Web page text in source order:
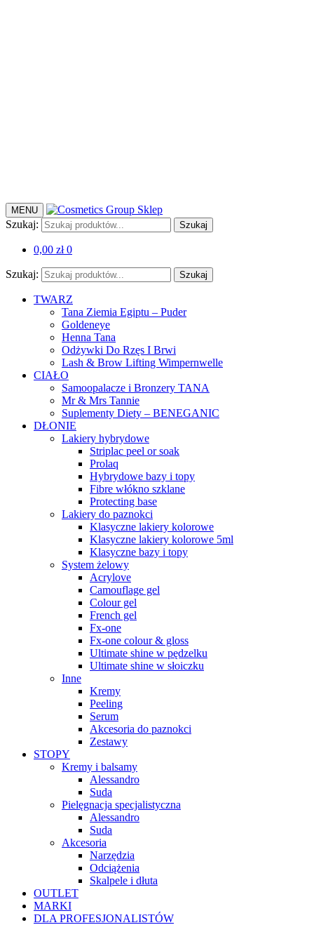
MENU
Szukaj: Szukaj
0,00 zł 0
Szukaj: Szukaj
TWARZ
Tana Ziemia Egiptu – Puder
Goldeneye
Henna Tana
Odżywki Do Rzęs I Brwi
Lash & Brow Lifting Wimpernwelle
CIAŁO
Samoopalacze i Bronzery TANA
Mr & Mrs Tannie
Suplementy Diety – BENEGANIC
DŁONIE
Lakiery hybrydowe
Striplac peel or soak
Prolaq
Hybrydowe bazy i topy
Fibre włókno szklane
Protecting base
Lakiery do paznokci
Klasyczne lakiery kolorowe
Klasyczne lakiery kolorowe 5ml
Klasyczne bazy i topy
System żelowy
Acrylove
Camouflage gel
Colour gel
French gel
Fx-one
Fx-one colour & gloss
Ultimate shine w pędzelku
Ultimate shine w słoiczku
Inne
Kremy
Peeling
Serum
Akcesoria do paznokci
Zestawy
STOPY
Kremy i balsamy
Alessandro
Suda
Pielęgnacja specjalistyczna
Alessandro
Suda
Akcesoria
Narzędzia
Odciążenia
Skalpele i dłuta
OUTLET
MARKI
DLA PROFESJONALISTÓW